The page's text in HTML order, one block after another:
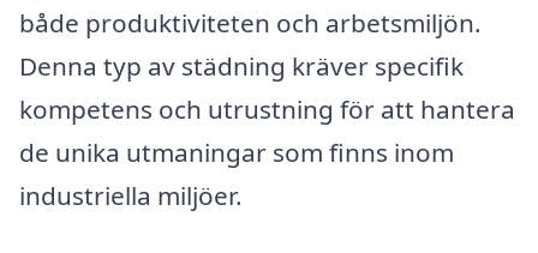
både produktiviteten och arbetsmiljön.
Denna typ av städning kräver specifik
kompetens och utrustning för att hantera
de unika utmaningar som finns inom
industriella miljöer.